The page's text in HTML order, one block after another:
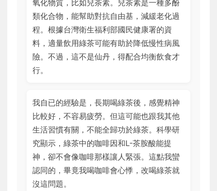
氧化物質，比如兒茶素。兒茶素是一種多酚
類化合物，能幫助對抗自由基，減緩老化過
程。根據台灣衛生福利部國民健康署的資
料，適量飲用綠茶可能有助於降低慢性病風
險。不過，這不是仙丹，得配合均衡飲食才
行。
我自已的經驗是，長期喝綠茶後，感覺精神
比較好，不容易疲勞。但這可能也跟我其他
生活習慣有關，不能全歸功於綠茶。科學研
究顯示，綠茶中的咖啡因和L-茶胺酸能提
神，卻不會像咖啡那樣讓人緊張。這點我蠻
認同的，畢竟我喝咖啡會心悸，改喝綠茶就
沒這問題。